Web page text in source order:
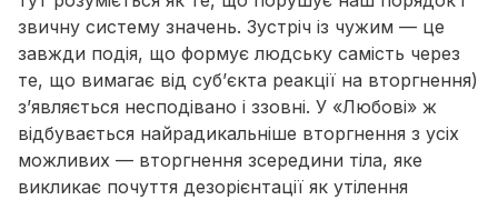
звичну систему значень. Зустріч із чужим — це
завжди подія, що формує людську самість через
те, що вимагає від суб’єкта реакції на вторгнення)
з’являється несподівано і ззовні. У «Любові» ж
відбувається найрадикальніше вторгнення з усіх
можливих — вторгнення зсередини тіла, яке
викликає почуття дезорієнтації як утілення